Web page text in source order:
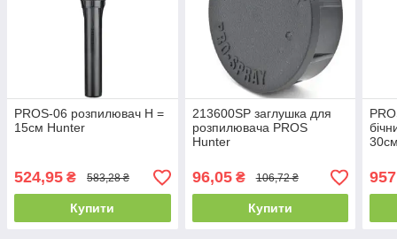
PROS-06 розпилювач Н =
15см Hunter
524,95 ₴ 583,28 ₴
Купити
213600SP заглушка для
розпилювача PROS
Hunter
96,05₴ 106,72 ₴
Купити